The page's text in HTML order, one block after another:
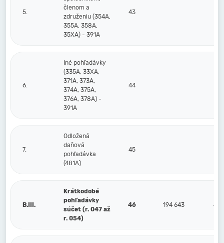
5.
členom a
združeniu (354A,
355A, 358A,
35XA) - 391A
43
6.
Iné pohľadávky
(335A, 33XA,
371A, 373A,
374A, 375A,
376A, 378A) -
391A
44
7.
Odložená
daňová
pohľadávka
(481A)
45
B.III.
Krátkodobé
pohľadávky
súčet (r. 047 až
r. 054)
46 194 643 4